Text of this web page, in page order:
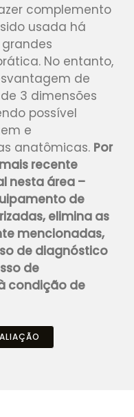
complemento
usada há
No entanto,
de
3 dimensões
possível
e
anatômicas. Por
recente
nesta área –
de
elimina as
mencionadas,
de diagnóstico
de
condição de